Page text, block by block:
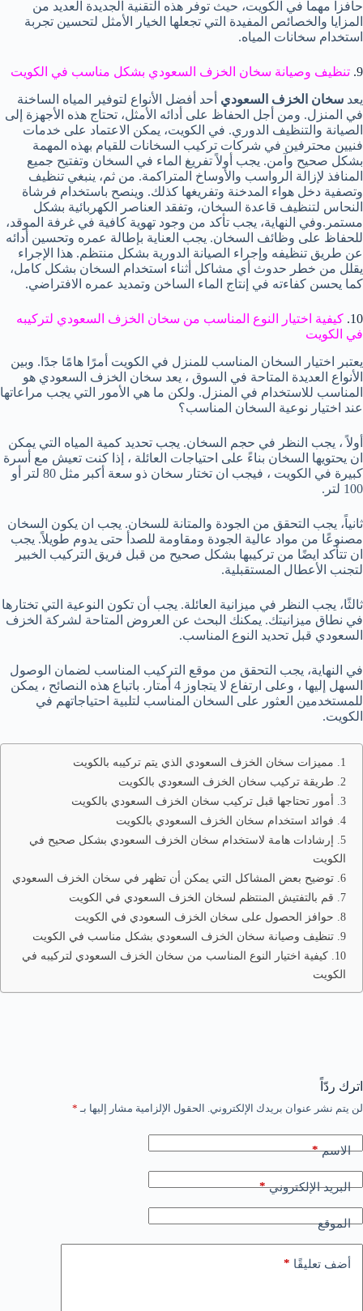
حافزاً مهماً في الكويت، حيث توفر هذه التقنية الجديدة العديد من
المزايا والخصائص المفيدة التي تجعلها الخيار الأمثل لتحسين تجربة
استخدام سخانات المياه.
9. تنظيف وصيانة سخان الخزف السعودي بشكل مناسب في الكويت
يعد سخان الخزف السعودي أحد أفضل الأنواع لتوفير المياه الساخنة
في المنزل. ومن أجل الحفاظ على أدائه الأمثل، تحتاج هذه الأجهزة إلى
الصيانة والتنظيف الدوري. في الكويت، يمكن الاعتماد على خدمات
فنيين محترفين في شركات تركيب السخانات للقيام بهذه المهمة
بشكل صحيح وآمن. يجب أولاً تفريغ الماء في السخان وتفتيح جميع
المنافذ لإزالة الرواسب والأوساخ المتراكمة. من ثم، ينبغي تنظيف
وتصفية دخل هواء المدخنة وتفريغها كذلك. وينصح باستخدام فرشاة
النحاس لتنظيف قاعدة السخان، وتفقد العناصر الكهربائية بشكل
مستمر.وفي النهاية، يجب تأكد من وجود تهوية كافية في غرفة الموقد،
للحفاظ على وظائف السخان. يجب العناية بإطالة عمره وتحسين أدائه
عن طريق تنظيفه وإجراء الصيانة الدورية بشكل منتظم. هذا الإجراء
يقلل من خطر حدوث أي مشاكل أثناء استخدام السخان بشكل كامل،
كما يحسن كفاءته في إنتاج الماء الساخن وتمديد عمره الافتراضي.
10. كيفية اختيار النوع المناسب من سخان الخزف السعودي لتركيبه
في الكويت
يعتبر اختيار السخان المناسب للمنزل في الكويت أمرًا هامًا جدًا. وبين
الأنواع العديدة المتاحة في السوق ، يعد سخان الخزف السعودي هو
المناسب للاستخدام في المنزل. ولكن ما هي الأمور التي يجب مراعاتها
عند اختيار نوعية السخان المناسب؟
أولاً ، يجب النظر في حجم السخان. يجب تحديد كمية المياه التي يمكن
ان يحتويها السخان بناءً على احتياجات العائلة ، إذا كنت تعيش مع أسرة
كبيرة في الكويت ، فيجب ان تختار سخان ذو سعة أكبر مثل 80 لتر أو
100 لتر.
ثانياً، يجب التحقق من الجودة والمتانة للسخان. يجب ان يكون السخان
مصنوعًا من مواد عالية الجودة ومقاومة للصدأ حتى يدوم طويلاً. يجب
ان تتأكد ايضًا من تركيبها بشكل صحيح من قبل فريق التركيب الخبير
لتجنب الأعطال المستقبلية.
ثالثًا، يجب النظر في ميزانية العائلة. يجب أن تكون النوعية التي تختارها
في نطاق ميزانيتك. يمكنك البحث عن العروض المتاحة لشركة الخزف
السعودي قبل تحديد النوع المناسب.
في النهاية، يجب التحقق من موقع التركيب المناسب لضمان الوصول
السهل إليها ، وعلى ارتفاع لا يتجاوز 4 أمتار. باتباع هذه النصائح ، يمكن
للمستخدمين العثور على السخان المناسب لتلبية احتياجاتهم في
الكويت.
1. مميزات سخان الخزف السعودي الذي يتم تركيبه بالكويت
2. طريقة تركيب سخان الخزف السعودي بالكويت
3. أمور تحتاجها قبل تركيب سخان الخزف السعودي بالكويت
4. فوائد استخدام سخان الخزف السعودي بالكويت
5. إرشادات هامة لاستخدام سخان الخزف السعودي بشكل صحيح في
الكويت
6. توضيح بعض المشاكل التي يمكن أن تظهر في سخان الخزف السعودي
7. قم بالتفتيش المنتظم لسخان الخزف السعودي في الكويت
8. حوافز الحصول على سخان الخزف السعودي في الكويت
9. تنظيف وصيانة سخان الخزف السعودي بشكل مناسب في الكويت
10. كيفية اختيار النوع المناسب من سخان الخزف السعودي لتركيبه في
الكويت
اترك ردّاً
لن يتم نشر عنوان بريدك الإلكتروني. الحقول الإلزامية مشار إليها بـ *
الاسم*
البريد الإلكتروني*
الموقع
أضف تعليقًا *